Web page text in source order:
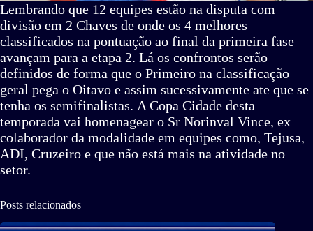
Lembrando que 12 equipes estão na disputa com
divisão em 2 Chaves de onde os 4 melhores
classificados na pontuação ao final da primeira fase
avançam para a etapa 2. Lá os confrontos serão
definidos de forma que o Primeiro na classificação
geral pega o Oitavo e assim sucessivamente ate que se
tenha os semifinalistas. A Copa Cidade desta
temporada vai homenagear o Sr Norinval Vince, ex
colaborador da modalidade em equipes como, Tejusa,
ADI, Cruzeiro e que não está mais na atividade no
setor.
Posts relacionados